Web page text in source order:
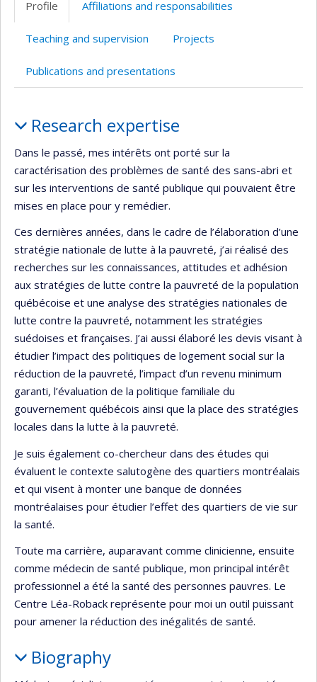
Profile Affiliations and responsabilities
Teaching and supervision Projects
Publications and presentations
Research expertise
Dans le passé, mes intérêts ont porté sur la
caractérisation des problèmes de santé des sans-abri et
sur les interventions de santé publique qui pouvaient être
mises en place pour y remédier.
Ces dernières années, dans le cadre de l’élaboration d’une
stratégie nationale de lutte à la pauvreté, j’ai réalisé des
recherches sur les connaissances, attitudes et adhésion
aux stratégies de lutte contre la pauvreté de la population
québécoise et une analyse des stratégies nationales de
lutte contre la pauvreté, notamment les stratégies
suédoises et françaises. J’ai aussi élaboré les devis visant à
étudier l’impact des politiques de logement social sur la
réduction de la pauvreté, l’impact d’un revenu minimum
garanti, l’évaluation de la politique familiale du
gouvernement québécois ainsi que la place des stratégies
locales dans la lutte à la pauvreté.
Je suis également co-chercheur dans des études qui
évaluent le contexte salutogène des quartiers montréalais
et qui visent à monter une banque de données
montréalaises pour étudier l’effet des quartiers de vie sur
la santé.
Toute ma carrière, auparavant comme clinicienne, ensuite
comme médecin de santé publique, mon principal intérêt
professionnel a été la santé des personnes pauvres. Le
Centre Léa-Roback représente pour moi un outil puissant
pour amener la réduction des inégalités de santé.
Biography